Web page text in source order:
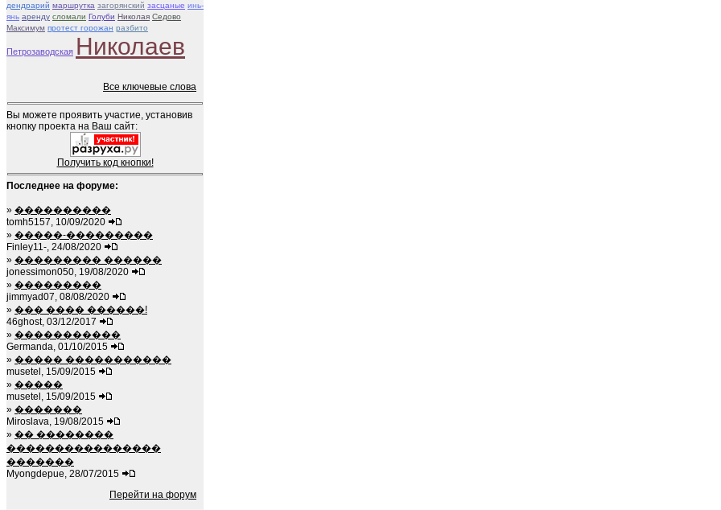
дендрарий маршрутка загорянский засцаные инь-
янь аренду сломали Голуби Николая Седово
Максимум протест горожан разбито
Петрозаводская Николаев
Все ключевые слова
Вы можете проявить участие, установив
кнопку проекта на Ваш сайт:
Получить код кнопки!
Последнее на форуме:
» ����������
tomh5157, 10/09/2020
» �����-���������
Finley11-, 24/08/2020
» ��������� ������
jonessimon050, 19/08/2020
» ���������
jimmyad07, 08/08/2020
» ��� ���� ������!
46ghost, 03/12/2017
» �����������
Germanda, 01/10/2015
» ����� �����������
musetel, 15/09/2015
» �����
musetel, 15/09/2015
» �������
Miroslava, 19/08/2015
» �� ��������
����������������
�������
Myongdepue, 28/07/2015
Перейти на форум